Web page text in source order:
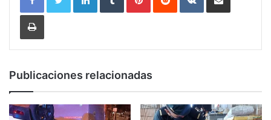
Imprimir
Publicaciones relacionadas